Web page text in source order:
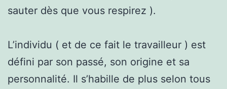
sauter dès que vous respirez ).
L’individu ( et de ce fait le travailleur ) est
défini par son passé, son origine et sa
personnalité. Il s’habille de plus selon tous